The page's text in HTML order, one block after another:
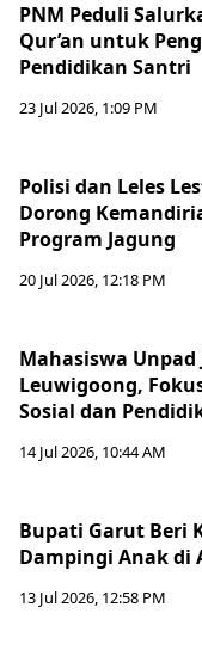
PNM Peduli
Qur’an untuk
Pendidikan Santri
23 Jul 2026, 1:09 PM
Polisi dan Leles
Dorong
Program Jagung
20 Jul 2026, 12:18 PM
Mahasiswa Unpad
Leuwigoong,
Sosial dan
14 Jul 2026, 10:44 AM
Bupati Garut Beri
Dampingi Anak di
13 Jul 2026, 12:58 PM